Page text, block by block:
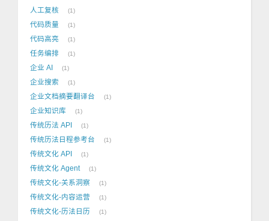
人工复核 1
代码质量 1
代码高亮 1
任务编排 1
企业 AI 1
企业搜索 1
企业文档摘要翻译台 1
企业知识库 1
传统历法 API 1
传统历法日程参考台 1
传统文化 API 1
传统文化 Agent 1
传统文化-关系洞察 1
传统文化-内容运营 1
传统文化-历法日历 1